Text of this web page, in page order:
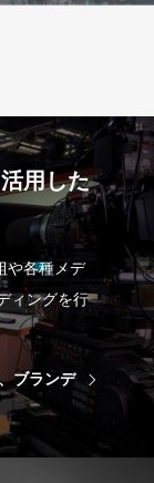
用した
や各種メデ
ィングを行
ブランデ